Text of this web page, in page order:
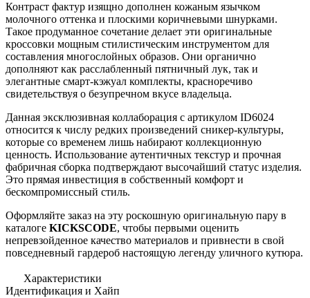
Контраст фактур изящно дополнен кожаным язычком
молочного оттенка и плоскими коричневыми шнурками.
Такое продуманное сочетание делает эти оригинальные
кроссовки мощным стилистическим инструментом для
составления многослойных образов. Они органично
дополняют как расслабленный пятничный лук, так и
элегантные смарт-кэжуал комплекты, красноречиво
свидетельствуя о безупречном вкусе владельца.
Данная эксклюзивная коллаборация с артикулом ID6024
относится к числу редких произведений сникер-культуры,
которые со временем лишь набирают коллекционную
ценность. Использование аутентичных текстур и прочная
фабричная сборка подтверждают высочайший статус изделия.
Это прямая инвестиция в собственный комфорт и
бескомпромиссный стиль.
Оформляйте заказ на эту роскошную оригинальную пару в
каталоге KICKSCODE, чтобы первыми оценить
непревзойденное качество материалов и привнести в свой
повседневный гардероб настоящую легенду уличного кутюра.
Характеристики
Идентификация и Хайп